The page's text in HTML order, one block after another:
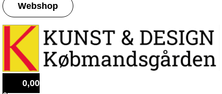
Webshop
0,00